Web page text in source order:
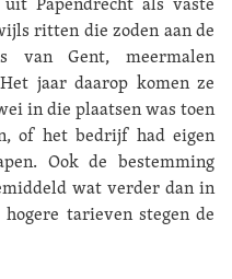
ritten die zoden aan de
van Gent, meermalen
jaar daarop komen ze
in die plaatsen was toen
of het bedrijf had eigen
Ook de bestemming
wat verder dan in
tarieven stegen de